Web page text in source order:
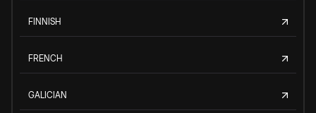
FINNISH
FRENCH
GALICIAN